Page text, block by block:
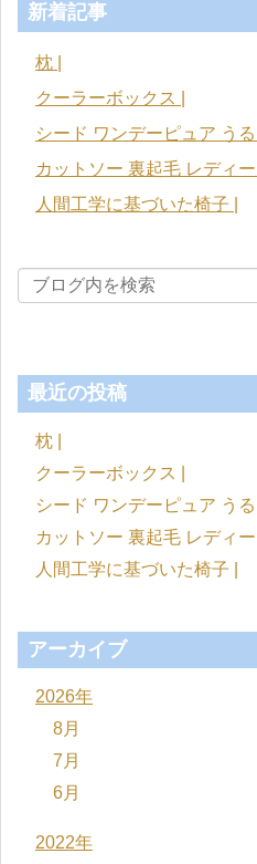
新着記事
枕 |
クーラーボックス |
シード ワンデーピュア うる
カットソー 裏起毛 レディー
人間工学に基づいた椅子 |
最近の投稿
枕 |
クーラーボックス |
シード ワンデーピュア うる
カットソー 裏起毛 レディー
人間工学に基づいた椅子 |
アーカイブ
2026年
8月
7月
6月
2022年